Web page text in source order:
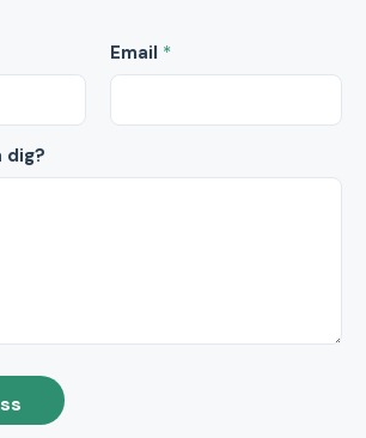
Email *
dig?